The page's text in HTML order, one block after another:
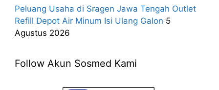
Peluang Usaha di Sragen Jawa Tengah Outlet
Refill Depot Air Minum Isi Ulang Galon 5
Agustus 2026
Follow Akun Sosmed Kami